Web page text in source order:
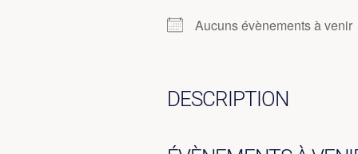
Aucuns évènements à venir
DESCRIPTION